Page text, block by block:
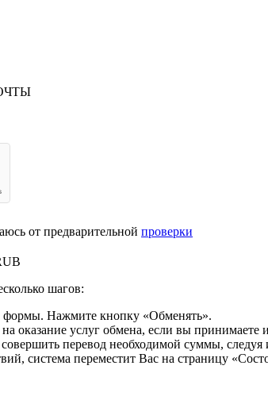
от предварительной проверки
шагов:
формы. Нажмите кнопку «Обменять».
оказание услуг обмена, если вы
перевод необходимой суммы,
система переместит Вас на страницу